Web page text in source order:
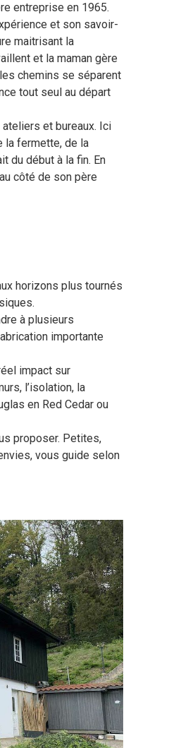
entreprise en 1965.
et son savoir-
maitrisant la
et la maman gère
chemins se séparent
tout seul au départ
ateliers et bureaux. Ici
la fermette, de la
du début à la fin. En
côté de son père
horizons plus tournés
à plusieurs
importante
impact sur
l’isolation, la
en Red Cedar ou
proposer. Petites,
vous guide selon